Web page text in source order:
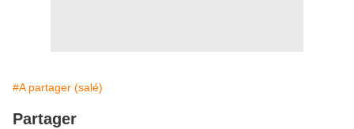
#A partager (salé)
Partager